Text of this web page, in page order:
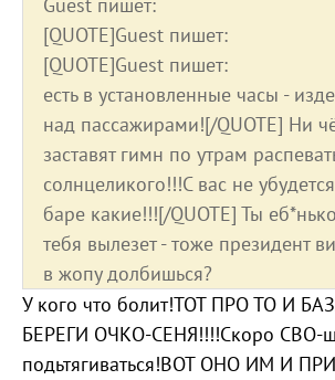
Guest пишет:
[QUOTE]Guest пишет:
[QUOTE]Guest пишет:
есть в установленные часы -
над пассажирами![/QUOTE] Ни
заставят гимн по утрам
солнцеликого!!!С вас не
баре какие!!![/QUOTE] Ты
тебя вылезет - тоже президент
в жопу долбишься?
У кого что болит!ТОТ ПРО ТО И
БЕРЕГИ ОЧКО-СЕНЯ!!!!Скоро СВО-
подьтягиваться!ВОТ ОНО ИМ И